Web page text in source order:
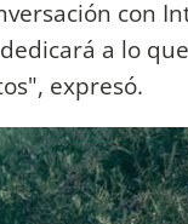
con
a lo
expresó.